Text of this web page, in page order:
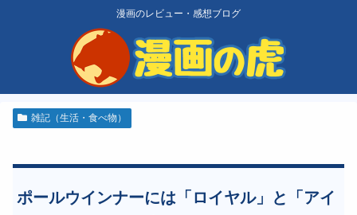
漫画のレビュー・感想ブログ
雑記（生活・食べ物）
ポールウインナーには「ロイヤル」と「アイ